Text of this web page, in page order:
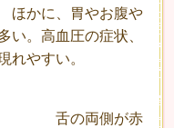
やお腹や
い。高血圧の症状、
れやすい。
が赤